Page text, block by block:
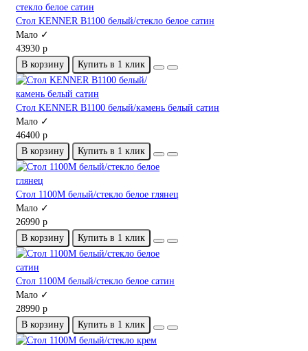
Стол KENNER B1100 белый/стекло белое сатин
Мало ✓
43930 р
В корзину
Купить в 1 клик
Стол KENNER B1100 белый/камень белый сатин
Мало ✓
46400 р
В корзину
Купить в 1 клик
Стол 1100М белый/стекло белое глянец
Мало ✓
26990 р
В корзину
Купить в 1 клик
Стол 1100М белый/стекло белое сатин
Мало ✓
28990 р
В корзину
Купить в 1 клик